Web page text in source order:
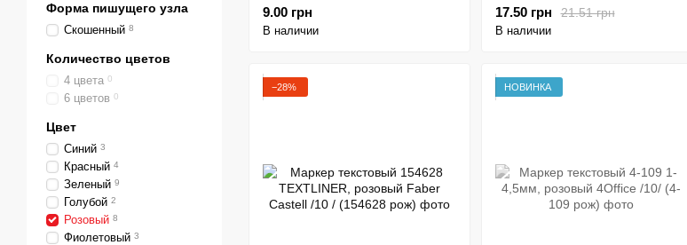
9.00 грн
В наличии
21.51 грн
17.50 грн
В наличии
−28% НОВИНКА
Форма пишущего узла
Скошенный 8
Количество цветов
4 цвета 0
6 цветов 0
Цвет
Синий 3
Красный 4
Зеленый 9
Голубой 2
Розовый 8
Фиолетовый 3